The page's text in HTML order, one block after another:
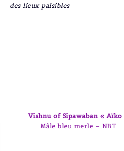
des lieux paisibles
Vishnu of Sipawaban « Aïko
Mâle bleu merle – NBT